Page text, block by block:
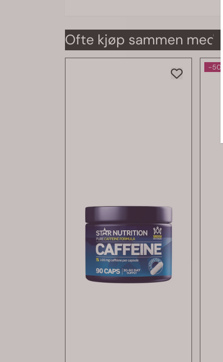
Ofte kjøp sammen med
-50%